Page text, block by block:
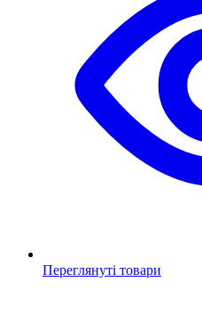
Переглянуті товари